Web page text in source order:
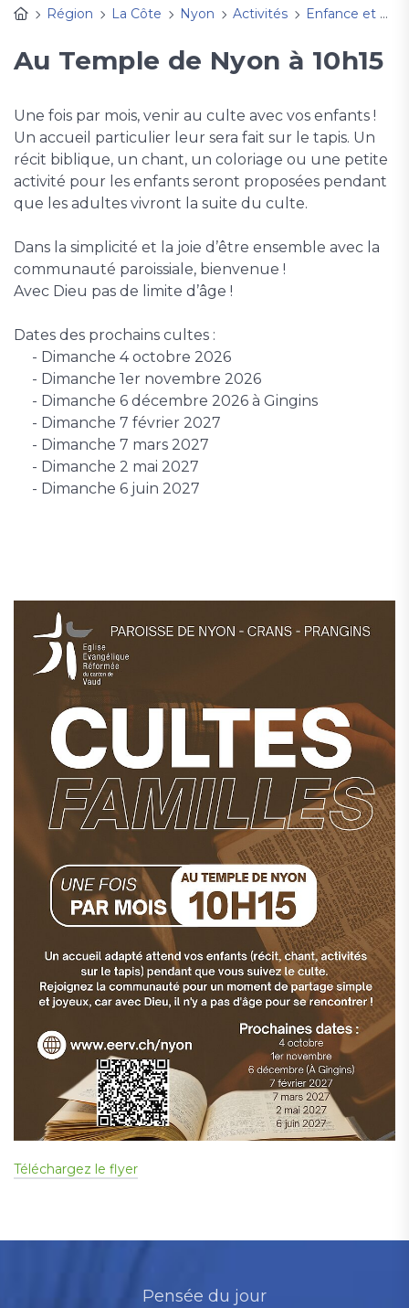
Région
La Côte Nyon Activités Enfance et FamilleS
Au Temple de Nyon à 10h15
Une fois par mois, venir au culte avec vos enfants !
Un accueil particulier leur sera fait sur le tapis. Un
récit biblique, un chant, un coloriage ou une petite
activité pour les enfants seront proposées pendant
que les adultes vivront la suite du culte.
Dans la simplicité et la joie d’être ensemble avec la
communauté paroissiale, bienvenue !
Avec Dieu pas de limite d’âge !
Dates des prochains cultes :
- Dimanche 4 octobre 2026
- Dimanche 1er novembre 2026
- Dimanche 6 décembre 2026 à Gingins
- Dimanche 7 février 2027
- Dimanche 7 mars 2027
- Dimanche 2 mai 2027
- Dimanche 6 juin 2027
Téléchargez le flyer
Pensée du jour